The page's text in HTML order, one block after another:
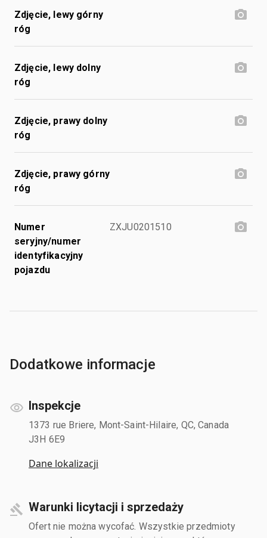
Zdjęcie, lewy górny
róg
Zdjęcie, lewy dolny
róg
Zdjęcie, prawy dolny
róg
Zdjęcie, prawy górny
róg
Numer
seryjny/numer
identyfikacyjny
pojazdu
ZXJU0201510
Dodatkowe informacje
Inspekcje
1373 rue Briere, Mont-Saint-Hilaire, QC, Canada
J3H 6E9
Dane lokalizacji
Warunki licytacji i sprzedaży
Ofert nie można wycofać. Wszystkie przedmioty